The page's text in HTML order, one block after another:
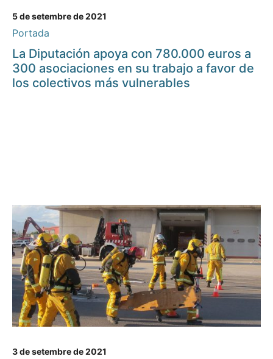
5 de setembre de 2021
Portada
La Diputación apoya con 780.000 euros a
300 asociaciones en su trabajo a favor de
los colectivos más vulnerables
3 de setembre de 2021